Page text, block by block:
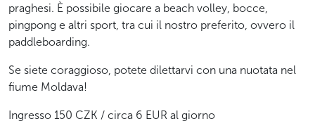
praghesi. È possibile giocare a beach volley, bocce,
pingpong e altri sport, tra cui il nostro preferito, ovvero il
paddleboarding.
Se siete coraggioso, potete dilettarvi con una nuotata nel
fiume Moldava!
Ingresso 150 CZK / circa 6 EUR al giorno